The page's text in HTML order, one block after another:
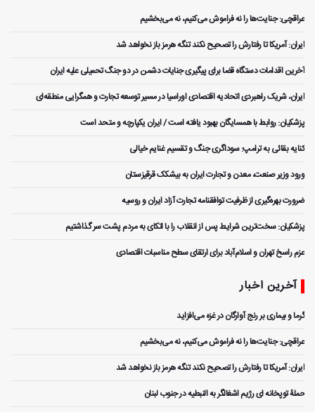
عراقچی: جنایت‌ها را نه فراموش می‌کنیم، نه می‌بخشیم
ایران: آمریکا تا رفتارش را تصحیح نکند تنگه هرمز باز نخواهد شد
آخرین اقدامات دستگاه قضا برای پیگیری جنایات دشمن در دو جنگ تحمیلی علیه ایران
ایران، شریک راهبردی اتحادیه اقتصادی اوراسیا در مسیر توسعه تجارت و همگرایی منطقه‌ای
پزشکیان: روابط با همسایگان بهبود یافته است / ایران یکپارچه و متحد است
کنایه بقائی به ترامپ: سوداگری جنگ و تقسیم غنایم خیالی
ورود وزیر صنعت، معدن و تجارت ایران به بیشکک قرقیزستان
ضرورت بهره‌گیری از ظرفیت توافقنامه تجارت آزاد ایران و روسیه
پزشکیان: سخت‌ترین شرایط پس از انقلاب را با اتکای به مردم پشت سر گذاشتیم
عزم راسخ تهران و اسلام‌آباد برای ارتقای سطح مناسبات اقتصادی
آخرین اخبار
گرما و بیماری بر رنج آوارگان در غزه می‌افزاید
عراقچی: جنایت‌ها را نه فراموش می‌کنیم، نه می‌بخشیم
ایران: آمریکا تا رفتارش را تصحیح نکند تنگه هرمز باز نخواهد شد
حملۀ توپخانه ای رژیم اشغالگر به النبطیه در جنوب لبنان